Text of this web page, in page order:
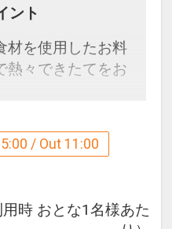
ント
材を使用したお料
熱々できたてをお
怒川温泉の魅力
/ Out 11:00
用時 おとな1名様あた